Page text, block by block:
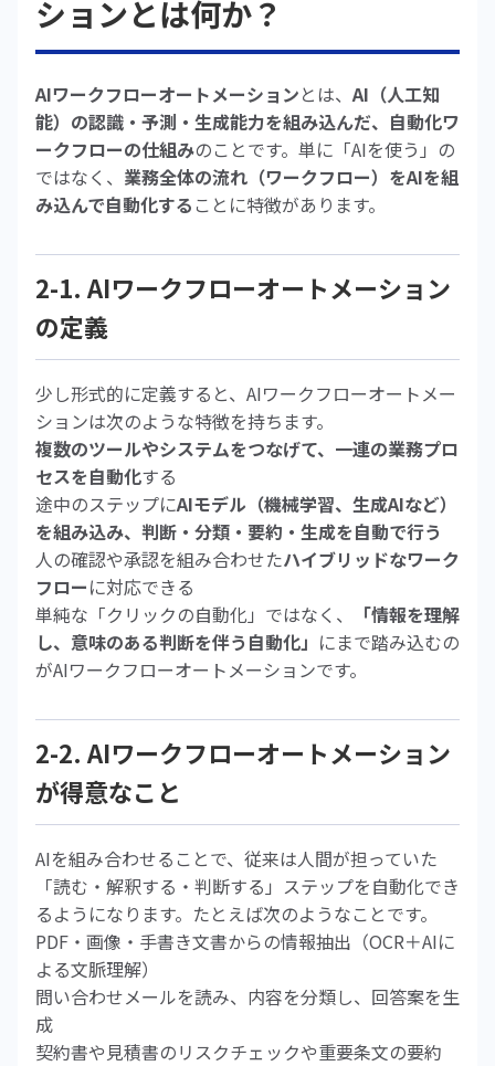
ションとは何か？
AIワークフローオートメーションとは、AI（人工知
能）の認識・予測・生成能力を組み込んだ、自動化ワ
ークフローの仕組みのことです。単に「AIを使う」の
ではなく、 業務全体の流れ（ワークフロー）をAIを組
み込んで自動化する ことに特徴があります。
2-1. AIワークフローオートメーション
の定義
少し形式的に定義すると、AIワークフローオートメー
ションは次のような特徴を持ちます。
複数のツールやシステムをつなげて、一連の業務プロ
セスを自動化する
途中のステップにAIモデル（機械学習、生成AIなど）
を組み込み、判断・分類・要約・生成を自動で行う
人の確認や承認を組み合わせたハイブリッドなワーク
フローに対応できる
単純な「クリックの自動化」ではなく、
「情報を理解
し、意味のある判断を伴う自動化」 にまで踏み込むの
がAIワークフローオートメーションです。
2-2. AIワークフローオートメーション
が得意なこと
AIを組み合わせることで、従来は人間が担っていた
「読む・解釈する・判断する」ステップを自動化でき
るようになります。たとえば次のようなことです。
PDF・画像・手書き文書からの情報抽出（OCR＋AIに
よる文脈理解）
問い合わせメールを読み、内容を分類し、回答案を生
成
契約書や見積書のリスクチェックや重要条文の要約